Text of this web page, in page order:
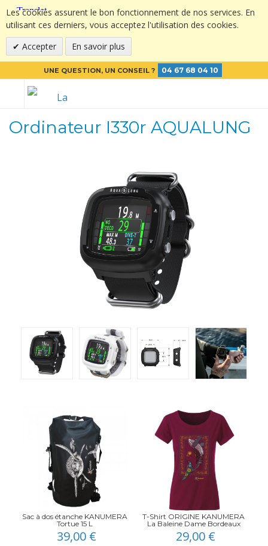
Les cookies assurent le bon fonctionnement de nos services. En
utilisant ces derniers, vous acceptez l'utilisation des cookies.
Accepter
En savoir plus
UNE QUESTION, UN CONSEIL ? 04 67 68 04 10
Ordinateur I330r AQUALUNG
Sac à dos étanche KANUMERA
Tortue 15 L
39,00 €
T-Shirt ORIGINE KANUMERA
La Baleine Dame Bordeaux
29,00 €